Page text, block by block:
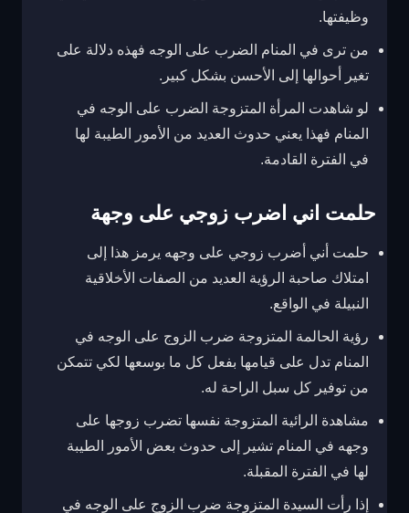
وظيفتها.
من ترى في المنام الضرب على الوجه فهذه دلالة على
تغير أحوالها إلى الأحسن بشكل كبير.
لو شاهدت المرأة المتزوجة الضرب على الوجه في
المنام فهذا يعني حدوث العديد من الأمور الطيبة لها
في الفترة القادمة.
حلمت اني اضرب زوجي على وجهة
حلمت أني أضرب زوجي على وجهه يرمز هذا إلى
امتلاك صاحبة الرؤية العديد من الصفات الأخلاقية
النبيلة في الواقع.
رؤية الحالمة المتزوجة ضرب الزوج على الوجه في
المنام تدل على قيامها بفعل كل ما بوسعها لكي تتمكن
من توفير كل سبل الراحة له.
مشاهدة الرائية المتزوجة نفسها تضرب زوجها على
وجهه في المنام تشير إلى حدوث بعض الأمور الطيبة
لها في الفترة المقبلة.
إذا رأت السيدة المتزوجة ضرب الزوج على الوجه في